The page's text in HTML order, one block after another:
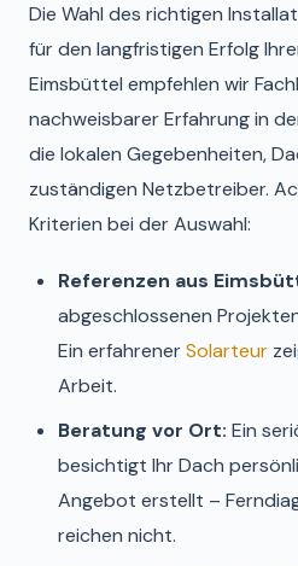
Die Wahl des richtigen
für den langfristigen Erfolg
Eimsbüttel empfehlen wir
nachweisbarer Erfahrung in
die lokalen Gegebenheiten,
zuständigen Netzbetreiber.
Kriterien bei der Auswahl:
Referenzen aus
abgeschlossenen
Ein erfahrenerSolarteur
Arbeit.
Beratung vor Ort: Ein
besichtigt Ihr Dach
Angebot erstellt –
reichen nicht.